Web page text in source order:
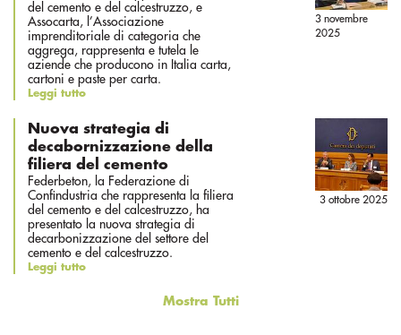
del cemento e del calcestruzzo, e
Assocarta, l’Associazione
imprenditoriale di categoria che
aggrega, rappresenta e tutela le
aziende che producono in Italia carta,
cartoni e paste per carta.
Leggi tutto
3 novembre
2025
Nuova strategia di
decabornizzazione della
filiera del cemento
Federbeton, la Federazione di
Confindustria che rappresenta la filiera
del cemento e del calcestruzzo, ha
presentato la nuova strategia di
decarbonizzazione del settore del
cemento e del calcestruzzo.
Leggi tutto
3 ottobre 2025
Mostra Tutti